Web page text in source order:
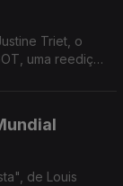
Triet, o
uma reedição
de Louis